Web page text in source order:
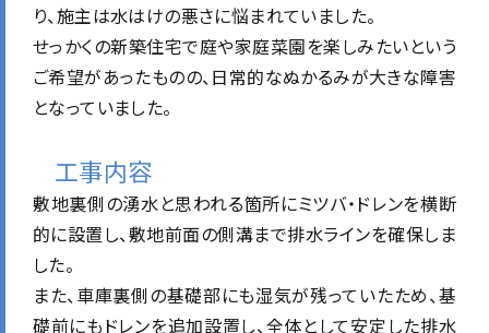
り、施主は水はけの悪さに悩まれていました。
せっかくの新築住宅で庭や家庭菜園を楽しみたいという
ご希望があったものの、日常的なぬかるみが大きな障害
となっていました。
工事内容
敷地裏側の湧水と思われる箇所にミツバ・ドレンを横断
的に設置し、敷地前面の側溝まで排水ラインを確保しま
した。
また、車庫裏側の基礎部にも湿気が残っていたため、基
礎前にもドレンを追加設置し、全体として安定した排水